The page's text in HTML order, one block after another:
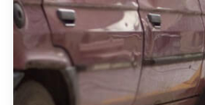
auto gratis ophalen in
contact op of maak een
direct een tweedehands
aanvragen? Dat kan via de